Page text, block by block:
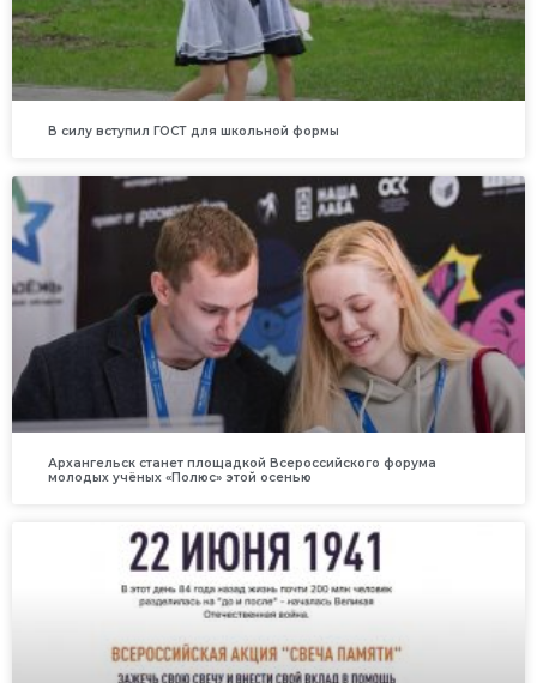
В силу вступил ГОСТ для школьной формы
Архангельск станет площадкой Всероссийского форума
молодых учёных «Полюс» этой осенью